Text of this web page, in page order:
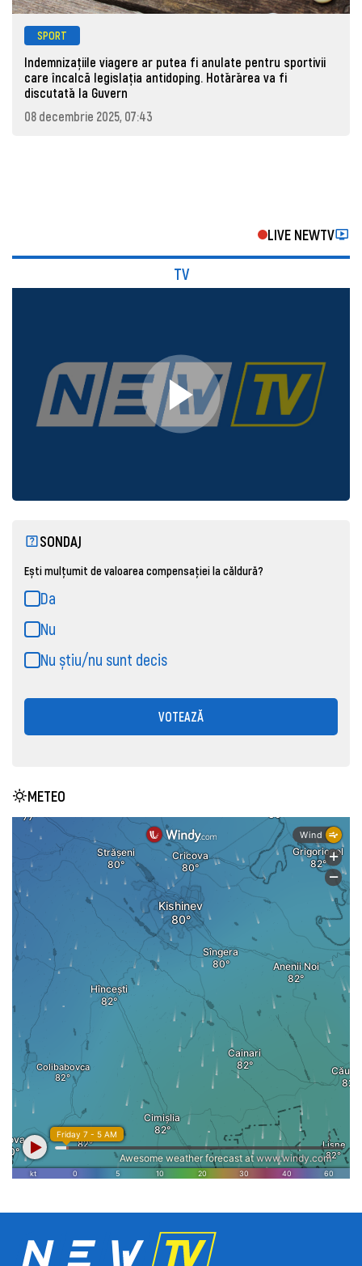
SPORT
Indemnizațiile viagere ar putea fi anulate pentru sportivii
care încalcă legislația antidoping. Hotǎrǎrea va fi
discutatǎ la Guvern
08 decembrie 2025, 07:43
LIVE NEWTV
TV
SONDAJ
Ești mulțumit de valoarea compensației la căldură?
Da
Nu
Nu știu/nu sunt decis
VOTEAZĂ
METEO